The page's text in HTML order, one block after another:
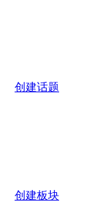
创建话题
创建板块